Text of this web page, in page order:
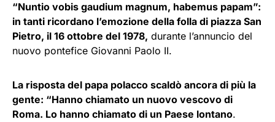
“Nuntio vobis gaudium magnum, habemus papam”:
in tanti ricordano l’emozione della folla di piazza San
Pietro, il 16 ottobre del 1978, durante l’annuncio del
nuovo pontefice Giovanni Paolo II.
La risposta del papa polacco scaldò ancora di più la
gente: “Hanno chiamato un nuovo vescovo di
Roma. Lo hanno chiamato di un Paese lontano.